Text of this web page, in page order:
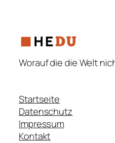
Worauf die die Welt
Startseite
Datenschutz
Impressum
Kontakt